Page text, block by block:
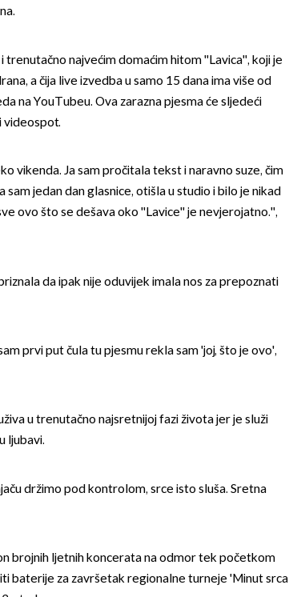
trenutačno najvećim domaćim hitom ''Lavica'', koji je
a čija live izvedba u samo 15 dana ima više od
na YouTubeu. Ova zarazna pjesma će sljedeći
videospot.
vikenda. Ja sam pročitala tekst i naravno suze, čim
sam jedan dan glasnice, otišla u studio i bilo je nikad
ovo što se dešava oko ''Lavice'' je nevjerojatno.'',
da ipak nije oduvijek imala nos za prepoznati
prvi put čula tu pjesmu rekla sam 'joj, što je ovo',
u trenutačno najsretnijoj fazi života jer je služi
ljubavi.
držimo pod kontrolom, srce isto sluša. Sretna
brojnih ljetnih koncerata na odmor tek početkom
baterije za završetak regionalne turneje 'Minut srca